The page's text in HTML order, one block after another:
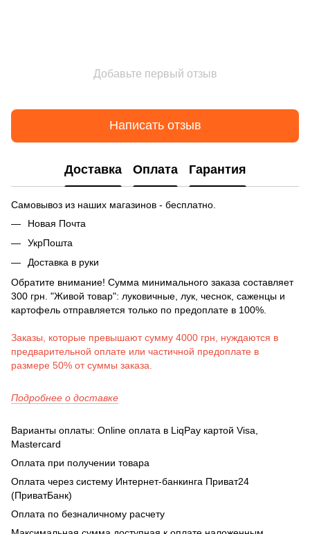
Добавьте первый отзыв
Написать отзыв
Доставка Оплата Гарантия
Самовывоз из наших магазинов - бесплатно.
Новая Почта
УкрПошта
Доставка в руки
Обратите внимание! Сумма минимального заказа составляет
300 грн. "Живой товар": луковичные, лук, чеснок, саженцы и
картофель отправляется только по предоплате в 100%.
Заказы, которые превышают сумму 4000 грн, нуждаются в
предварительной оплате или частичной предоплате в
размере 50% от суммы заказа.
Подробнее о доставке
Варианты оплаты: Online оплата в LiqPay картой Visa,
Mastercard
Оплата при получении товара
Оплата через систему Интернет-банкинга Приват24
(ПриватБанк)
Оплата по безналичному расчету